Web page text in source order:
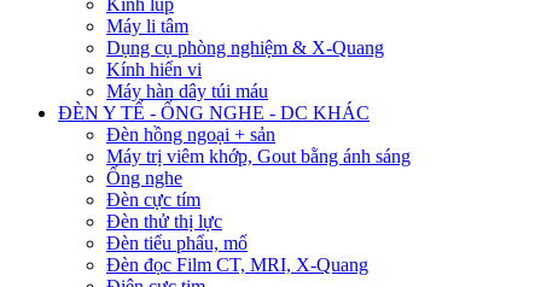
Kính lúp
Máy li tâm
Dụng cụ phòng nghiệm & X-Quang
Kính hiển vi
Máy hàn dây túi máu
ĐÈN Y TẾ - ỐNG NGHE - DC KHÁC
Đèn hồng ngoại + sản
Máy trị viêm khớp, Gout bằng ánh sáng
Ống nghe
Đèn cực tím
Đèn thử thị lực
Đèn tiểu phẩu, mổ
Đèn đọc Film CT, MRI, X-Quang